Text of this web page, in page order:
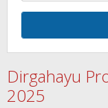
Dirgahayu
2025